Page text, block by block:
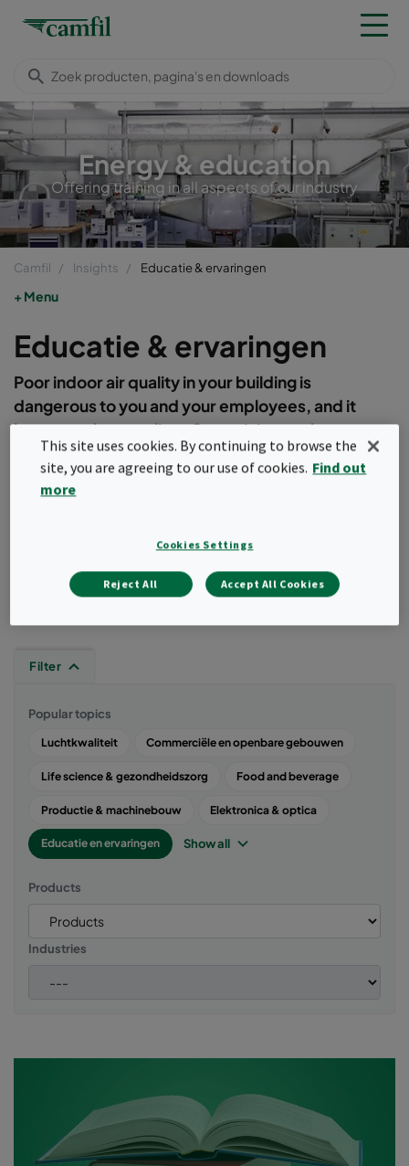
Energy & education
Offering training in all aspects of our industry
Camfil Insights Educatie & ervaringen
Menu
Educatie & ervaringen
Poor indoor air quality in your building is
dangerous to you and your employees, and it
hurts your bottom line. Our training on the energy,
science and practice of all air quality, filtration and
manufacturing air helps you solve both problems.
We offer filter schools, testing and learning at
Filter
Popular topics
Luchtkwaliteit Commerciële en openbare gebouwen
Life science & gezondheidszorg Food and beverage
Productie & machinebouw Elektronica & optica
Educatie en ervaringen Show all
Products
Industries
This site uses cookies. By continuing to browse the
site, you are agreeing to our use of cookies. Find out
more
Cookies Settings
Reject All Accept All Cookies